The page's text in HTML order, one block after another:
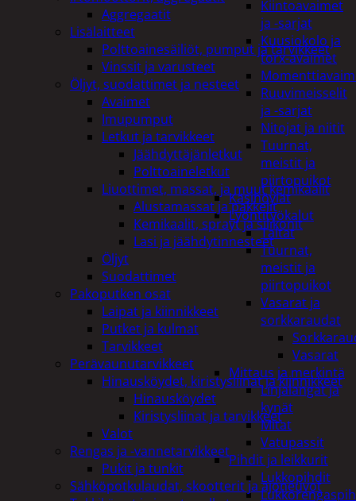
Kiintoavaimet
ja -sarjat
Kuusiokolo ja
torx-avaimet
Ruuvimeisselit
ja -sarjat
Nitojat ja niitit
Tuurnat,
meistit ja
piirtopuikot
Käsihöylät
Lyöntityökalut
Taltat
Tuurnat,
meistit ja
piirtopuikot
Vasarat ja
sorkkaraudat
Vasarat
Mittaus ja merkintä
Linjalangat ja
kynät
Mitat
Vatupassit
Pihdit ja leikkurit
Lukkopihdit
Aggregaatit
Lisälaitteet
Polttoainesäiliöt, pumput ja tarvikkeet
Vinssit ja varusteet
Öljyt, suodattimet ja nesteet
Avaimet
Imupumput
Letkut ja tarvikkeet
Jäähdyttäjänletkut
Polttoaineletkut
Liuottimet, massat, ja muut kemikaalit
Alustamassat ja pakkelit
Kemikaalit, sprayt ja silikonit
Lasi ja jäähdytinnesteet
Öljyt
Suodattimet
Pakoputken osat
Laipat ja kiinnikkeet
Putket ja kulmat
Tarvikkeet
Perävaunutarvikkeet
Hinausköydet, kiristysliinat ja kiinnikkeet
Hinausköydet
Kiristysliinat ja tarvikkeet
Valot
Rengas ja -vannetarvikkeet
Pukit ja tunkit
Sähköpotkulaudat, skootterit ja ajoneuvot